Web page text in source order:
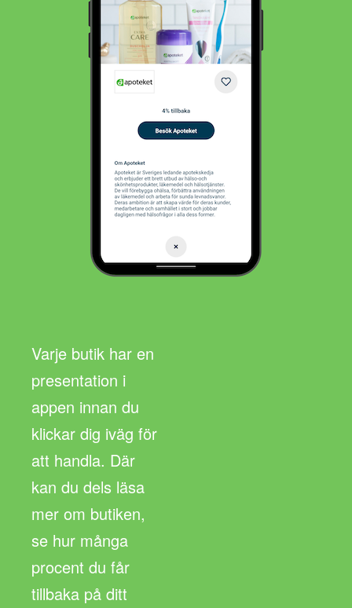
Varje butik har en
presentation i
appen innan du
klickar dig iväg för
att handla. Där
kan du dels läsa
mer om butiken,
se hur många
procent du får
tillbaka på ditt